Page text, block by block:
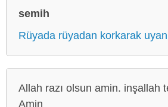
semih
Rüyada rüyadan korkarak
Allah razı olsun amin. inşallah
Amin